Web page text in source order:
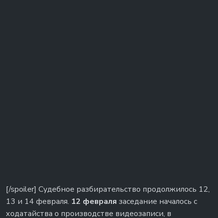
[/spoiler] Судебное разбирательство продолжилось 12,
13 и 14 февраля. 12 февраля заседание началось с
ходатайства о производстве видеозаписи, в